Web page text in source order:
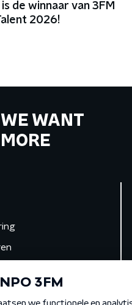
is de winnaar van 3FM
2026!
WE WANT
MORE